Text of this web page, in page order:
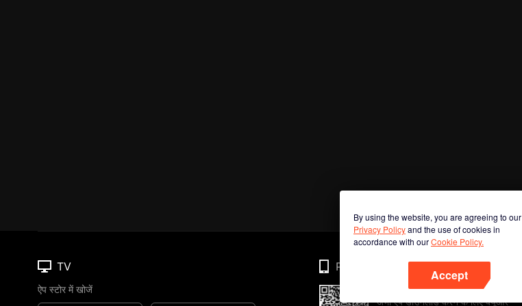
By using the website, you are agreeing to our
Privacy Policyand the use of cookies in
accordance with ourCookie Policy.
Accept
TV
ऐप स्टोर में खोजें
Phone
अभी ऐप डाउनलोड करने के लिए क्यूआर